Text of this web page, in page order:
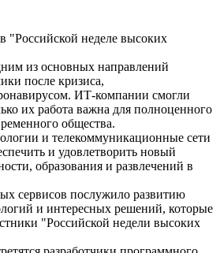
"Российской неделе высоких
из основных направлений
после кризиса,
ИТ-компании смогли
их работа важна для полноценного
общества.
и телекоммуникационные сети
и удовлетворить новый
образования и развлечений в
сервисов послужило развитию
и интересных решений, которые
"Российской недели высоких